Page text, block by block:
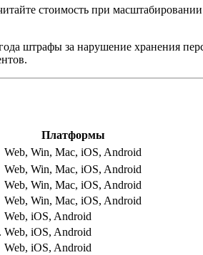
стоимость при
штрафы за нарушение хранения
Платформы
Web, Win, Mac, iOS, Android
Web, Win, Mac, iOS, Android
Web, Win, Mac, iOS, Android
Web, Win, Mac, iOS, Android
Web, iOS, Android
Web, iOS, Android
Web, iOS, Android